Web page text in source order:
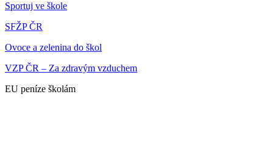
Sportuj ve škole
SFŽP ČR
Ovoce a zelenina do škol
VZP ČR – Za zdravým vzduchem
EU peníze školám